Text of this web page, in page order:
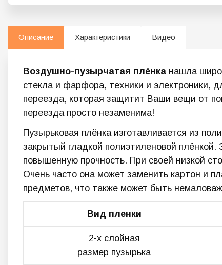
Описание Характеристики Видео
Воздушно-пузырчатая плёнка нашла
стекла и фарфора, техники и электроники,
переезда, которая защитит Ваши вещи от
переезда просто незаменима!
Пузырьковая плёнка изготавливается из
закрытый гладкой полиэтиленовой плёнкой.
повышенную прочность. При своей низкой
Очень часто она может заменить картон и
предметов, что также может быть
Вид пленки
2-х слойная
размер пузырька